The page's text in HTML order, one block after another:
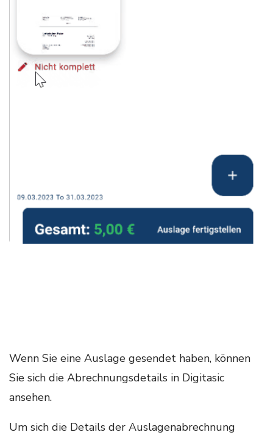
Wenn Sie eine Auslage gesendet haben, können
Sie sich die Abrechnungsdetails in Digitasic
ansehen.
Um sich die Details der Auslagenabrechnung